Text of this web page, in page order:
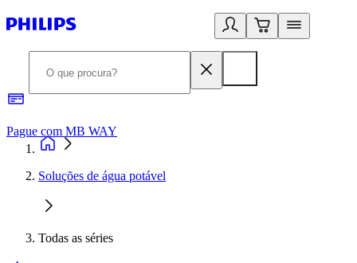
Pague com MB WAY
Soluções de água potável
Todas as séries